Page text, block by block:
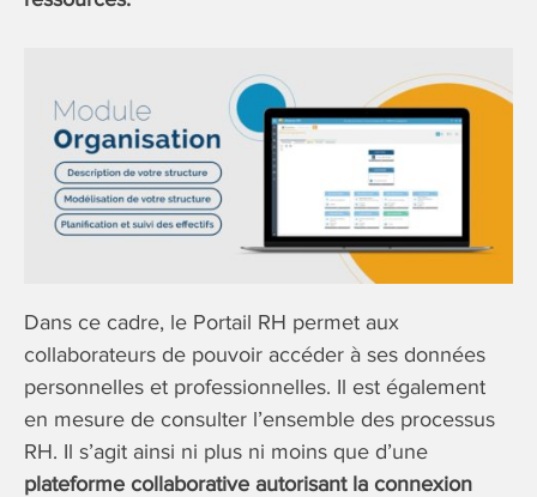
Dans ce cadre, le Portail RH permet aux
collaborateurs de pouvoir accéder à ses données
personnelles et professionnelles. Il est également
en mesure de consulter l’ensemble des processus
RH. Il s’agit ainsi ni plus ni moins que d’une
plateforme collaborative autorisant la connexion